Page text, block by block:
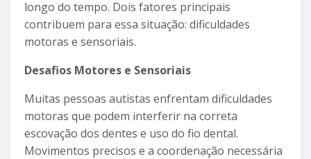
longo do tempo. Dois fatores principais
contribuem para essa situação: dificuldades
motoras e sensoriais.
Desafios Motores e Sensoriais
Muitas pessoas autistas enfrentam dificuldades
motoras que podem interferir na correta
escovação dos dentes e uso do fio dental.
Movimentos precisos e a coordenação necessária